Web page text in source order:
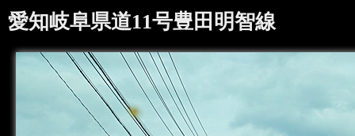
愛知岐阜県道11号豊田明智線